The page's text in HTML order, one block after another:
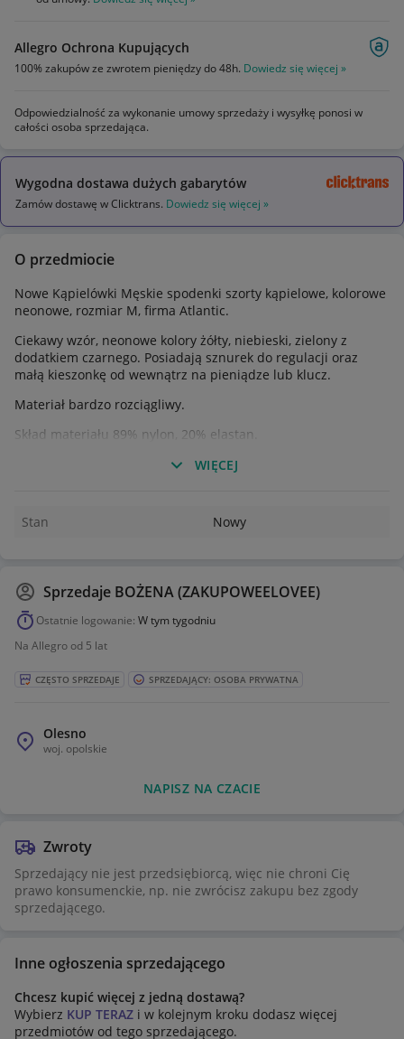
Allegro Ochrona Kupujących
100% zakupów ze zwrotem pieniędzy do 48h. Dowiedz się więcej »
Odpowiedzialność za wykonanie umowy sprzedaży i wysyłkę ponosi w
całości osoba sprzedająca.
Wygodna dostawa dużych gabarytów
Zamów dostawę w Clicktrans. Dowiedz się więcej »
O przedmiocie
Nowe Kąpielówki Męskie spodenki szorty kąpielowe, kolorowe
neonowe, rozmiar M, firma Atlantic.
Ciekawy wzór, neonowe kolory żółty, niebieski, zielony z
dodatkiem czarnego. Posiadają sznurek do regulacji oraz
małą kieszonkę od wewnątrz na pieniądze lub klucz.
Materiał bardzo rozciągliwy.
Skład materiału 89% nylon, 20% elastan.
obwód pas 76-105 cm
wysokość stanu 25 cm
WIĘCEJ
Stan Nowy
Sprzedaje BOŻENA (ZAKUPOWEELOVEE)
Ostatnie logowanie: W tym tygodniu
Na Allegro od 5 lat
CZĘSTO SPRZEDAJE SPRZEDAJĄCY: OSOBA PRYWATNA
Olesno
woj. opolskie
NAPISZ NA CZACIE
Zwroty
Sprzedający nie jest przedsiębiorcą, więc nie chroni Cię
prawo konsumenckie, np. nie zwrócisz zakupu bez zgody
sprzedającego.
Inne ogłoszenia sprzedającego
Chcesz kupić więcej z jedną dostawą?
Wybierz KUP TERAZ i w kolejnym kroku dodasz więcej
przedmiotów od tego sprzedającego.